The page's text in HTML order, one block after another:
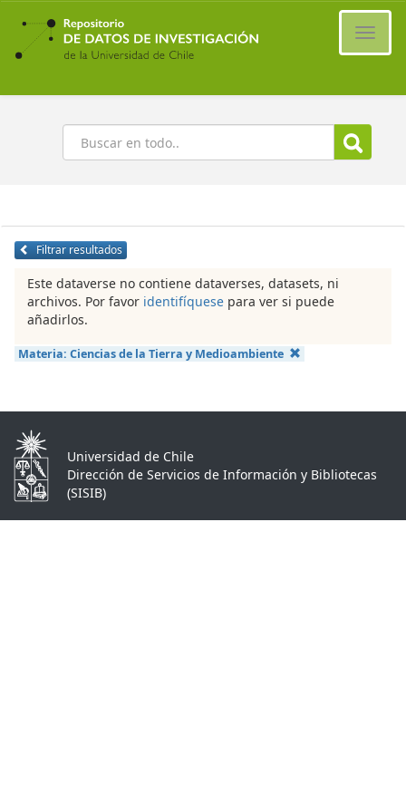
Ir
contenido
principal
Buscar
Filtrar resultados
Este dataverse no contiene dataverses, datasets, ni
archivos. Por favor identifíquese para ver si puede
añadirlos.
Materia: Ciencias de la Tierra y Medioambiente
Universidad de Chile
Dirección de Servicios de Información y Bibliotecas
(SISIB)